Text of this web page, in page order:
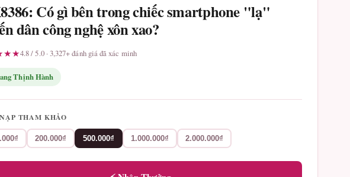
Có gì bên trong chiếc smartphone "lạ"
dân công nghệ xôn xao?
4.8 / 5.0 · 3,327+ đánh giá đã xác minh
Thịnh Hành
THAM KHẢO
200.000₫ 500.000₫ 1.000.000₫ 2.000.000₫